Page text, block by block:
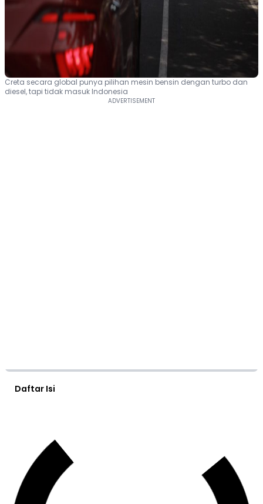
Creta secara global punya pilihan mesin bensin dengan turbo dan
diesel, tapi tidak masuk Indonesia
Daftar Isi